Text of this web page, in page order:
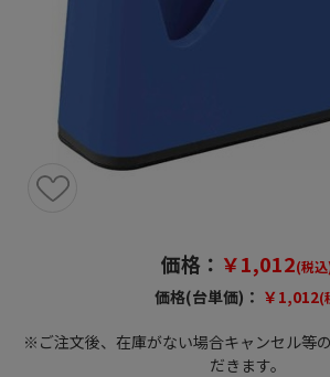
価格： ￥1,012(税
価格(台単価)： ￥1,012(
※ご注文後、在庫がない場合キャンセル等
だきます。